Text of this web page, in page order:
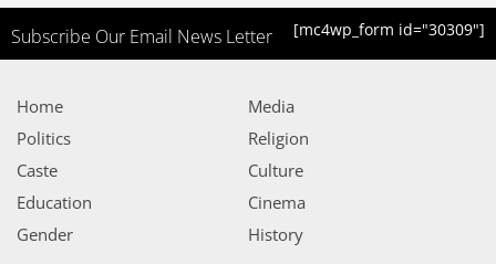
Subscribe Our Email News Letter [mc4wp_form id="30309"]
Home
Politics
Caste
Education
Gender
Media
Religion
Culture
Cinema
History